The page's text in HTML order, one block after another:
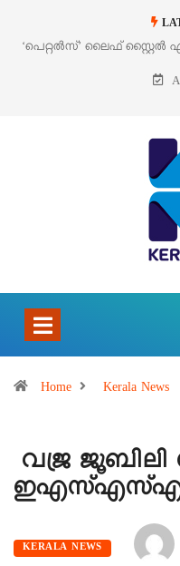
‘പെറ്റൽസ്’ ലൈഫ് സ്റ്റൈൽ
Home Kerala News
വജ്ര ജൂബിലി
KERALA NEWS